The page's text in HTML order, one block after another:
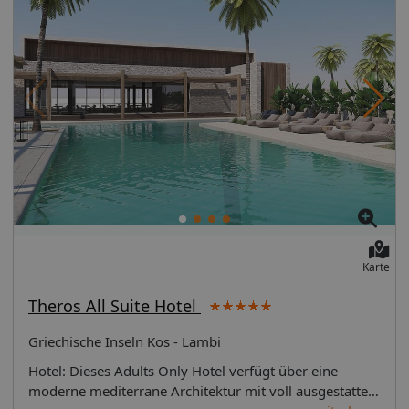
Karte
Theros All Suite Hotel
Griechische Inseln Kos - Lambi
Hotel: Dieses Adults Only Hotel verfügt über eine
moderne mediterrane Architektur mit voll ausgestattete